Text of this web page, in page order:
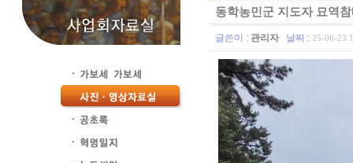
동학농민군 지도자 묘역
글쓴이 : 관리자 날짜: 25-06-23